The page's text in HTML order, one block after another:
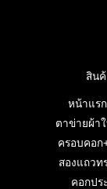
สิน
หน้าแร
ตาข่ายผ้า
ครอบคอก
สองแถวท
คอกปร